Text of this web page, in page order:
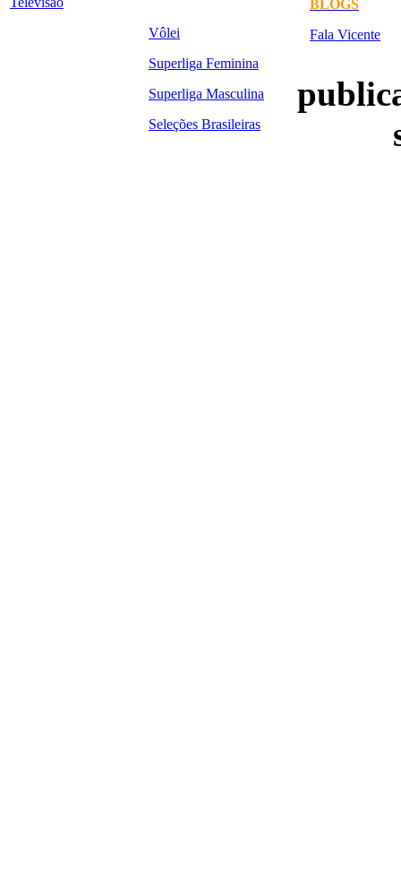
Vôlei
Superliga Feminina
Superliga Masculina
Seleções Brasileiras
BLOGS
Fala Vicente